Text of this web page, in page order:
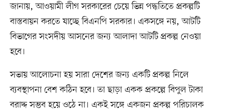
জানায়, আওয়ামী লীগ সরকারের চেয়ে ভিন্ন পদ্ধতিতে প্রকল্পটি
বাস্তবায়ন করতে যাচ্ছে বিএনপি সরকার। একসঙ্গে নয়, আটটি
বিভাগের সংসদীয় আসনের জন্য আলাদা আটটি প্রকল্প নেওয়া
হবে।
সভায় আলোচনা হয় সারা দেশের জন্য একটি প্রকল্প নিলে
ব্যবস্থাপনা বেশ কঠিন হবে। তা ছাড়া একক প্রকল্পে বিপুল টাকা
বরাদ্দ সম্ভব হয়ে ওঠে না। একই সঙ্গে একজন প্রকল্প পরিচালক